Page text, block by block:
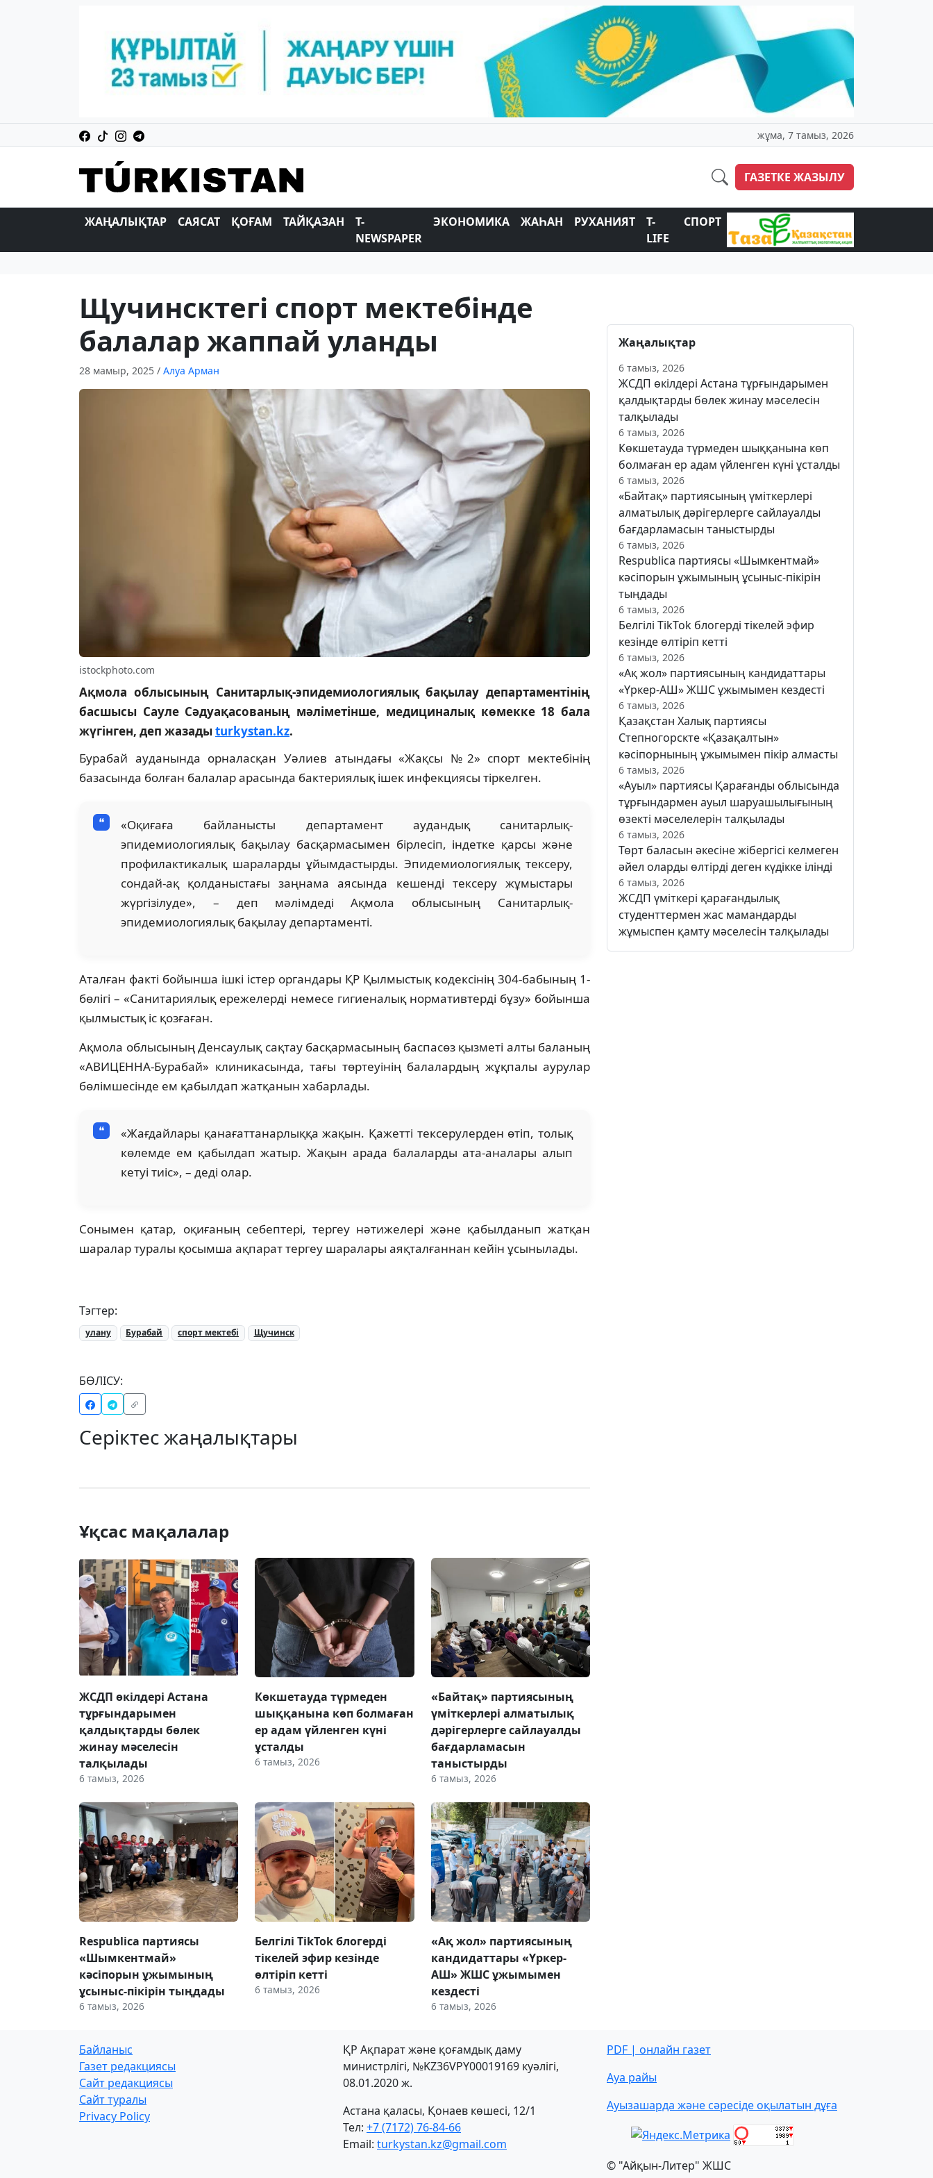
жұма, 7 тамыз, 2026
ГАЗЕТКЕ ЖАЗЫЛУ
ЖАҢАЛЫҚТАР САЯСАТ ҚОҒАМ ТАЙҚАЗАН
T-
NEWSPAPER
ЭКОНОМИКА ЖАҺАН РУХАНИЯТ
T-
LIFE
СПОРТ
Щучинсктегі спорт мектебінде
балалар жаппай уланды
28 мамыр, 2025 / Алуа Арман
istockphoto.com
Ақмола облысының Санитарлық-эпидемиологиялық бақылау департаментінің
басшысы Сауле Сәдуақасованың мәліметінше, медициналық көмекке 18 бала
жүгінген, деп жазадыturkystan.kz.
Бурабай ауданында орналасқан Уәлиев атындағы «Жақсы №2» спорт мектебінің
базасында болған балалар арасында бактериялық ішек инфекциясы тіркелген.
«Оқиғаға байланысты департамент аудандық санитарлық-
эпидемиологиялық бақылау басқармасымен бірлесіп, індетке қарсы және
профилактикалық шараларды ұйымдастырды. Эпидемиологиялық тексеру,
сондай-ақ қолданыстағы заңнама аясында кешенді тексеру жұмыстары
жүргізілуде», – деп мәлімдеді Ақмола облысының Санитарлық-
эпидемиологиялық бақылау департаменті.
Аталған факті бойынша ішкі істер органдары ҚР Қылмыстық кодексінің 304-бабының 1-
бөлігі – «Санитариялық ережелерді немесе гигиеналық нормативтерді бұзу» бойынша
қылмыстық іс қозғаған.
Ақмола облысының Денсаулық сақтау басқармасының баспасөз қызметі алты баланың
«АВИЦЕННА-Бурабай» клиникасында, тағы төртеуінің балалардың жұқпалы аурулар
бөлімшесінде ем қабылдап жатқанын хабарлады.
«Жағдайлары қанағаттанарлыққа жақын. Қажетті тексерулерден өтіп, толық
көлемде ем қабылдап жатыр. Жақын арада балаларды ата-аналары алып
кетуі тиіс», – деді олар.
Сонымен қатар, оқиғаның себептері, тергеу нәтижелері және қабылданып жатқан
шаралар туралы қосымша ақпарат тергеу шаралары аяқталғаннан кейін ұсынылады.
Тэгтер:
улану Бурабай спорт мектебі Щучинск
БӨЛІСУ:
Серіктес жаңалықтары
Ұқсас мақалалар
ЖСДП өкілдері Астана
тұрғындарымен
қалдықтарды бөлек
жинау мәселесін
талқылады
6 тамыз, 2026
Көкшетауда түрмеден
шыққанына көп болмаған
ер адам үйленген күні
ұсталды
6 тамыз, 2026
«Байтақ» партиясының
үміткерлері алматылық
дәрігерлерге сайлауалды
бағдарламасын
таныстырды
6 тамыз, 2026
Respublica партиясы
«Шымкентмай»
кәсіпорын ұжымының
ұсыныс-пікірін тыңдады
6 тамыз, 2026
Белгілі TikTok блогерді
тікелей эфир кезінде
өлтіріп кетті
6 тамыз, 2026
«Ақ жол» партиясының
кандидаттары «Үркер-
АШ» ЖШС ұжымымен
кездесті
6 тамыз, 2026
Жаңалықтар
6 тамыз, 2026
ЖСДП өкілдері Астана тұрғындарымен
қалдықтарды бөлек жинау мәселесін
талқылады
6 тамыз, 2026
Көкшетауда түрмеден шыққанына көп
болмаған ер адам үйленген күні ұсталды
6 тамыз, 2026
«Байтақ» партиясының үміткерлері
алматылық дәрігерлерге сайлауалды
бағдарламасын таныстырды
6 тамыз, 2026
Respublica партиясы «Шымкентмай»
кәсіпорын ұжымының ұсыныс-пікірін
тыңдады
6 тамыз, 2026
Белгілі TikTok блогерді тікелей эфир
кезінде өлтіріп кетті
6 тамыз, 2026
«Ақ жол» партиясының кандидаттары
«Үркер-АШ» ЖШС ұжымымен кездесті
6 тамыз, 2026
Қазақстан Халық партиясы
Степногорскте «Қазақалтын»
кәсіпорнының ұжымымен пікір алмасты
6 тамыз, 2026
«Ауыл» партиясы Қарағанды облысында
тұрғындармен ауыл шаруашылығының
өзекті мәселелерін талқылады
6 тамыз, 2026
Төрт баласын әкесіне жібергісі келмеген
әйел оларды өлтірді деген күдікке ілінді
6 тамыз, 2026
ЖСДП үміткері қарағандылық
студенттермен жас мамандарды
жұмыспен қамту мәселесін талқылады
Байланыс
Газет редакциясы
Сайт редакциясы
Сайт туралы
Privacy Policy
ҚР Ақпарат және қоғамдық даму
министрлігі, №KZ36VPY00019169 куәлігі,
08.01.2020 ж.
Астана қаласы, Қонаев көшесі, 12/1
Тел: +7 (7172) 76-84-66
Email: turkystan.kz@gmail.com
PDF | онлайн газет
Ауа райы
Ауызашарда және сәресіде оқылатын дұға
© "Айқын-Литер" ЖШС